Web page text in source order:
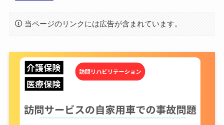
当ページのリンクには広告が含まれています。